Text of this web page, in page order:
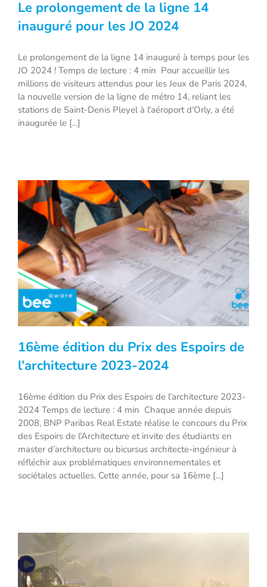
Le prolongement de la ligne 14
inauguré pour les JO 2024
Le prolongement de la ligne 14
inauguré pour les JO 2024
Le prolongement de la ligne 14 inauguré à temps pour les
JO 2024 ! Temps de lecture : 4 min Pour accueillir les
millions de visiteurs attendus pour les Jeux de Paris 2024,
la nouvelle version de la ligne de métro 14, reliant les
stations de Saint-Denis Pleyel à l'aéroport d'Orly, a été
inaugurée le [...]
16ème édition du Prix des Espoirs de
l’architecture 2023-2024
16ème édition du Prix des Espoirs de
l’architecture 2023-2024
16ème édition du Prix des Espoirs de l’architecture 2023-
2024 Temps de lecture : 4 min Chaque année depuis
2008, BNP Paribas Real Estate réalise le concours du Prix
des Espoirs de l’Architecture et invite des étudiants en
master d’architecture ou bicursus architecte-ingénieur à
réfléchir aux problématiques environnementales et
sociétales actuelles. Cette année, pour sa 16ème [...]